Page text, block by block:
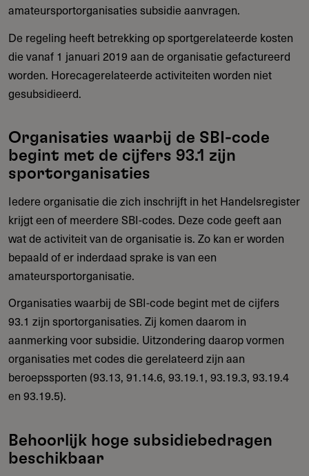
amateursportorganisaties subsidie aanvragen.
De regeling heeft betrekking op sportgerelateerde kosten
die vanaf 1 januari 2019 aan de organisatie gefactureerd
worden. Horecagerelateerde activiteiten worden niet
gesubsidieerd.
Organisaties waarbij de SBI-code
begint met de cijfers 93.1 zijn
sportorganisaties
Iedere organisatie die zich inschrijft in het Handelsregister
krijgt een of meerdere SBI-codes. Deze code geeft aan
wat de activiteit van de organisatie is. Zo kan er worden
bepaald of er inderdaad sprake is van een
amateursportorganisatie.
Organisaties waarbij de SBI-code begint met de cijfers
93.1 zijn sportorganisaties. Zij komen daarom in
aanmerking voor subsidie. Uitzondering daarop vormen
organisaties met codes die gerelateerd zijn aan
beroepssporten (93.13, 91.14.6, 93.19.1, 93.19.3, 93.19.4
en 93.19.5).
Behoorlijk hoge subsidiebedragen
beschikbaar